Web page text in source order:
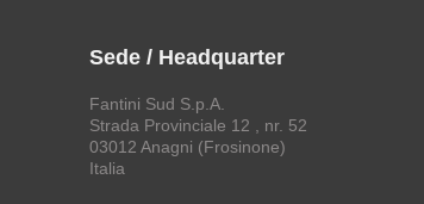
Sede / Headquarter
Fantini Sud S.p.A.
Strada Provinciale 12 , nr. 52
03012 Anagni (Frosinone)
Italia